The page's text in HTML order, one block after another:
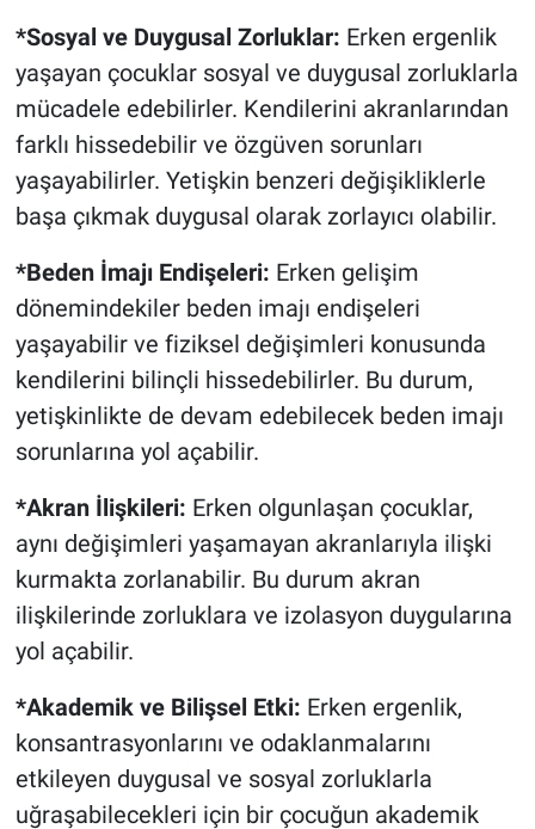
*Sosyal ve Duygusal Zorluklar: Erken ergenlik
yaşayan çocuklar sosyal ve duygusal zorluklarla
mücadele edebilirler. Kendilerini akranlarından
farklı hissedebilir ve özgüven sorunları
yaşayabilirler. Yetişkin benzeri değişikliklerle
başa çıkmak duygusal olarak zorlayıcı olabilir.
*Beden İmajı Endişeleri: Erken gelişim
dönemindekiler beden imajı endişeleri
yaşayabilir ve fiziksel değişimleri konusunda
kendilerini bilinçli hissedebilirler. Bu durum,
yetişkinlikte de devam edebilecek beden imajı
sorunlarına yol açabilir.
*Akran İlişkileri: Erken olgunlaşan çocuklar,
aynı değişimleri yaşamayan akranlarıyla ilişki
kurmakta zorlanabilir. Bu durum akran
ilişkilerinde zorluklara ve izolasyon duygularına
yol açabilir.
*Akademik ve Bilişsel Etki: Erken ergenlik,
konsantrasyonlarını ve odaklanmalarını
etkileyen duygusal ve sosyal zorluklarla
uğraşabilecekleri için bir çocuğun akademik